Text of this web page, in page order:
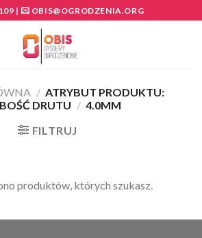
| OBIS@OGRODZENIA.ORG
/ ATRYBUT PRODUKTU:
DRUTU / 4.0MM
FILTRUJ
produktów, których szukasz.